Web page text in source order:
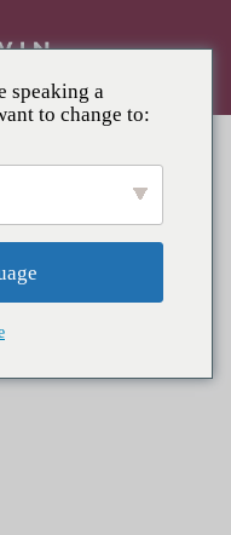
speaking a
to change to: